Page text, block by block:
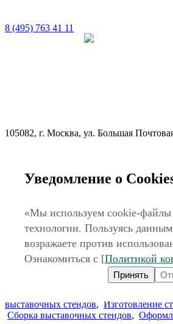
8 (495) 763 41 11
105082, г. Москва, ул. Большая
Оставить заявку
© 2007-2026
Дизайн выставочных
выставочных стендов, Изготовление
Сборка выставочных стендов,
Уведомление о
«Мы используем cookie-файлы
технологии. Пользуясь
возражаете против
Ознакомиться с [Политикой
Принять